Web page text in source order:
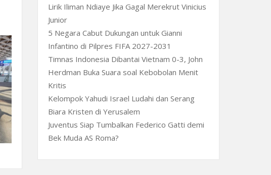
Lirik Iliman Ndiaye Jika Gagal Merekrut Vinicius
Junior
5 Negara Cabut Dukungan untuk Gianni
Infantino di Pilpres FIFA 2027-2031
Timnas Indonesia Dibantai Vietnam 0-3, John
Herdman Buka Suara soal Kebobolan Menit
Kritis
Kelompok Yahudi Israel Ludahi dan Serang
Biara Kristen di Yerusalem
Juventus Siap Tumbalkan Federico Gatti demi
Bek Muda AS Roma?